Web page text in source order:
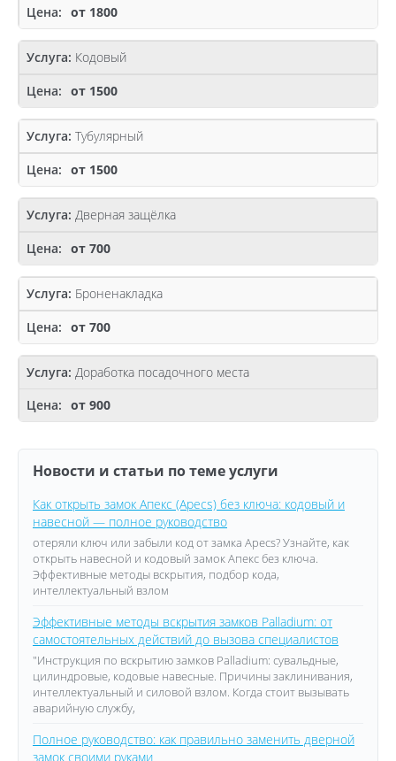
от 1800
Кодовый
от 1500
Тубулярный
от 1500
Дверная защёлка
от 700
Броненакладка
от 700
Доработка посадочного места
от 900
Новости и статьи по теме услуги
Как открыть замок Апекс (Apecs) без ключа: кодовый и
навесной — полное руководство
отеряли ключ или забыли код от замка Apecs? Узнайте, как
открыть навесной и кодовый замок Апекс без ключа.
Эффективные методы вскрытия, подбор кода,
интеллектуальный взлом
Эффективные методы вскрытия замков Palladium: от
самостоятельных действий до вызова специалистов
"Инструкция по вскрытию замков Palladium: сувальдные,
цилиндровые, кодовые навесные. Причины заклинивания,
интеллектуальный и силовой взлом. Когда стоит вызывать
аварийную службу,
Полное руководство: как правильно заменить дверной
замок своими руками